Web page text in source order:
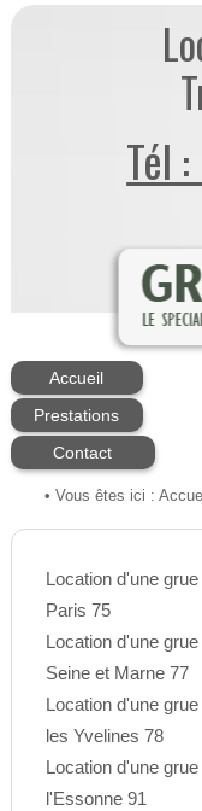
Tél
Accueil
Prestations
Contact
• Vous êtes ici :
Location d'une
Paris 75
Location d'une grue
Seine et Marne 77
Location d'une
les Yvelines 78
Location d'une
l'Essonne 91